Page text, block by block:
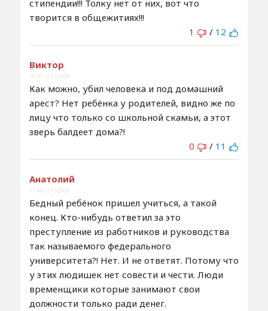
стипендии!!! Толку нет от них, вот что
творится в общежитиях!!!
1
/ 12
Виктор
10:57 / 27.5.2026
Как можно, убил человека и под домашний
арест? Нет ребёнка у родителей, видно же по
лицу что только со школьной скамьи, а этот
зверь балдеет дома?!
0
/ 11
Анатолий
11:44 / 27.5.2026
Бедный ребёнок пришел учиться, а такой
конец. Кто-нибудь ответил за это
преступление из работников и руководства
так называемого федерального
университета?! Нет. И не ответят. Потому что
у этих людишек нет совести и чести. Люди
временщики которые занимают свои
должности только ради денег.